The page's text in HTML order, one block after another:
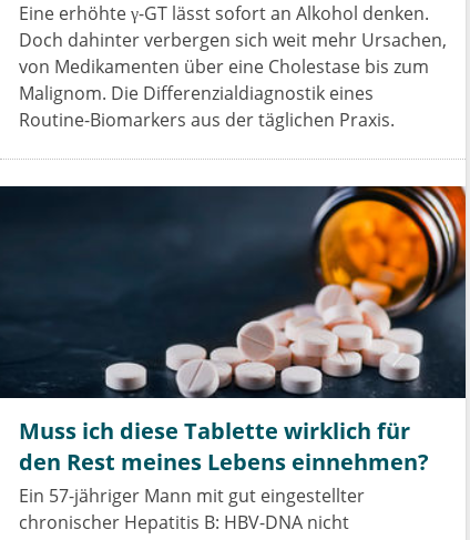
Eine erhöhte γ-GT lässt sofort an Alkohol denken.
Doch dahinter verbergen sich weit mehr Ursachen,
von Medikamenten über eine Cholestase bis zum
Malignom. Die Differenzialdiagnostik eines
Routine-Biomarkers aus der täglichen Praxis.
Muss ich diese Tablette wirklich für
den Rest meines Lebens einnehmen?
Ein 57-jähriger Mann mit gut eingestellter
chronischer Hepatitis B: HBV-DNA nicht